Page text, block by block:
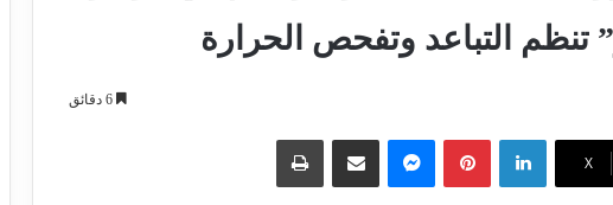
تنظم التباعد وتفحص الحرارة
‫X
لينكدإن بينتيريستماسنجر مشاركة عبر البريد طباعة